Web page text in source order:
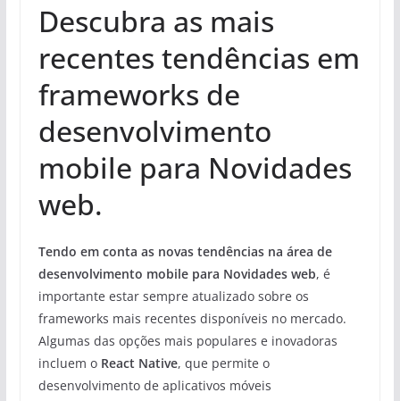
Descubra as mais
recentes tendências em
frameworks de
desenvolvimento
mobile para Novidades
web.
Tendo em conta as novas tendências na área de
desenvolvimento mobile para Novidades web, é
importante estar sempre atualizado sobre os
frameworks mais recentes disponíveis no mercado.
Algumas das opções mais populares e inovadoras
incluem o React Native, que permite o
desenvolvimento de aplicativos móveis